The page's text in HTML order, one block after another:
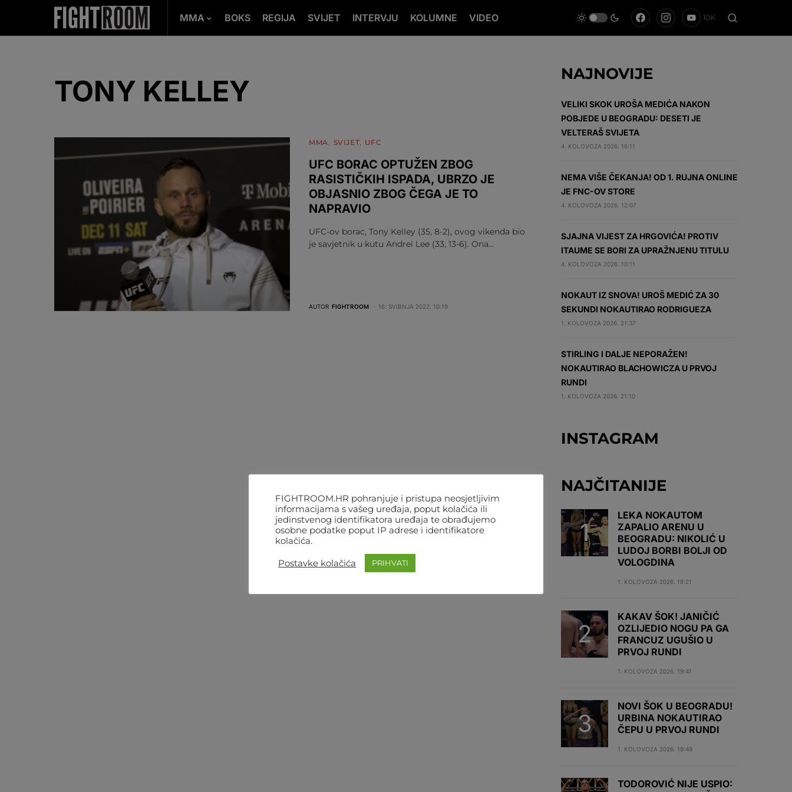
MMA BOKS REGIJA SVIJET INTERVJU KOLUMNE VIDEO 10K
TONY KELLEY
MMA SVIJET UFC
UFC BORAC OPTUŽEN ZBOG
RASISTIČKIH ISPADA, UBRZO JE
OBJASNIO ZBOG ČEGA JE TO
NAPRAVIO
UFC-ov borac, Tony Kelley (35, 8-2), ovog vikenda bio
je savjetnik u kutu Andrei Lee (33, 13-6). Ona…
AUTOR FIGHTROOM 16. SVIBNJA 2022. 10:19
NAJNOVIJE
VELIKI SKOK UROŠA MEDIĆA NAKON
POBJEDE U BEOGRADU: DESETI JE
VELTERAŠ SVIJETA
4. KOLOVOZA 2026. 16:11
NEMA VIŠE ČEKANJA! OD 1. RUJNA ONLINE
JE FNC-OV STORE
4. KOLOVOZA 2026. 12:07
SJAJNA VIJEST ZA HRGOVIĆA! PROTIV
ITAUME SE BORI ZA UPRAŽNJENU TITULU
4. KOLOVOZA 2026. 10:11
NOKAUT IZ SNOVA! UROŠ MEDIĆ ZA 30
SEKUNDI NOKAUTIRAO RODRIGUEZA
1. KOLOVOZA 2026. 21:37
STIRLING I DALJE NEPORAŽEN!
NOKAUTIRAO BLACHOWICZA U PRVOJ
RUNDI
1. KOLOVOZA 2026. 21:10
INSTAGRAM
NAJČITANIJE
LEKA NOKAUTOM
ZAPALIO ARENU U
BEOGRADU: NIKOLIĆ U
LUDOJ BORBI BOLJI OD
VOLOGDINA
1. KOLOVOZA 2026. 18:21
KAKAV ŠOK! JANIČIĆ
OZLIJEDIO NOGU PA GA
FRANCUZ UGUŠIO U
PRVOJ RUNDI
1. KOLOVOZA 2026. 19:41
NOVI ŠOK U BEOGRADU!
URBINA NOKAUTIRAO
ČEPU U PRVOJ RUNDI
1. KOLOVOZA 2026. 19:49
TODOROVIĆ NIJE USPIO:
FIGHTROOM.HR pohranjuje i pristupa neosjetljivim
informacijama s vašeg uređaja, poput kolačića ili
jedinstvenog identifikatora uređaja te obrađujemo
osobne podatke poput IP adrese i identifikatore
kolačića.
Postavke kolačića PRIHVATI